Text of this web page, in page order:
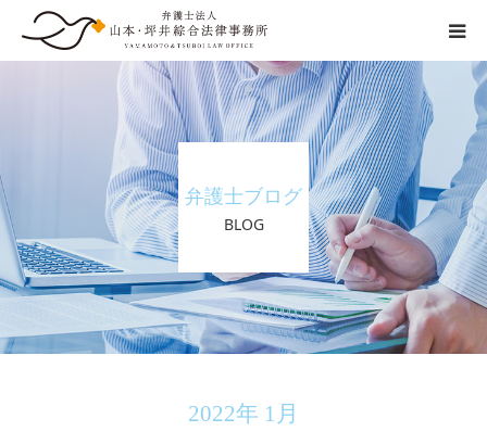
弁護士ブログ
BLOG
2022年 1月
交通事故の流れ
事務所紹介
弁護士紹介
ご相談の流れ
弁護士費用